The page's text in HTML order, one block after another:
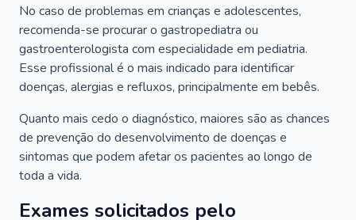
No caso de problemas em crianças e adolescentes,
recomenda-se procurar o gastropediatra ou
gastroenterologista com especialidade em pediatria.
Esse profissional é o mais indicado para identificar
doenças, alergias e refluxos, principalmente em bebês.
Quanto mais cedo o diagnóstico, maiores são as chances
de prevenção do desenvolvimento de doenças e
sintomas que podem afetar os pacientes ao longo de
toda a vida.
Exames solicitados pelo